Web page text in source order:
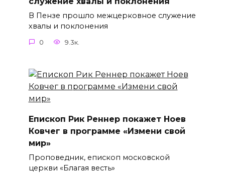
В Пензе прошло межцерковное служение
хвалы и поклонения
0 9.3к.
Епископ Рик Реннер покажет Ноев
Ковчег в программе «Измени свой
мир»
Проповедник, епископ московской
церкви «Благая весть»